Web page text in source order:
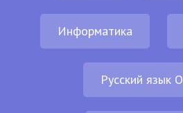
Информатика
Русский язык